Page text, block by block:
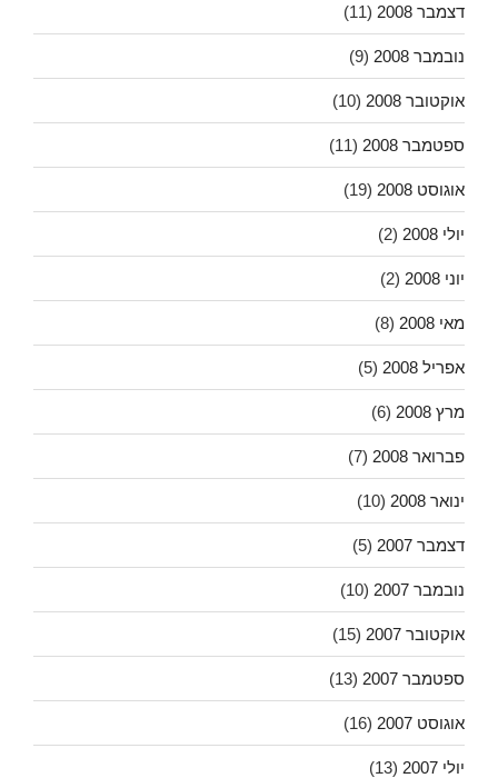
דצמבר 2008 (11)
נובמבר 2008 (9)
אוקטובר 2008 (10)
ספטמבר 2008 (11)
אוגוסט 2008 (19)
יולי 2008 (2)
יוני 2008 (2)
מאי 2008 (8)
אפריל 2008 (5)
מרץ 2008 (6)
פברואר 2008 (7)
ינואר 2008 (10)
דצמבר 2007 (5)
נובמבר 2007 (10)
אוקטובר 2007 (15)
ספטמבר 2007 (13)
אוגוסט 2007 (16)
יולי 2007 (13)